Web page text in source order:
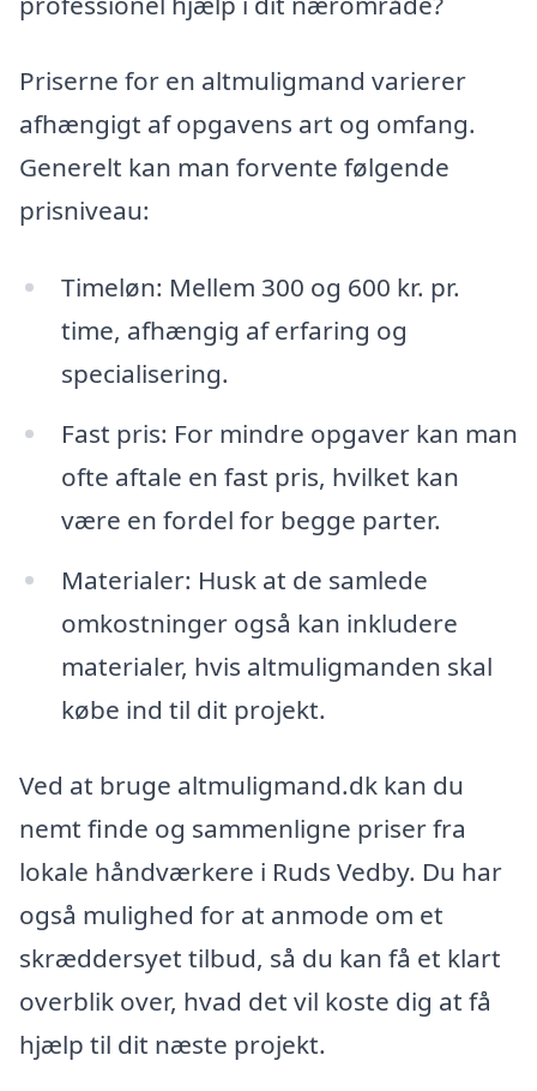
Priserne for en altmuligmand varierer
afhængigt af opgavens art og omfang.
Generelt kan man forvente følgende
prisniveau:
Timeløn: Mellem 300 og 600 kr. pr.
time, afhængig af erfaring og
specialisering.
Fast pris: For mindre opgaver kan man
ofte aftale en fast pris, hvilket kan
være en fordel for begge parter.
Materialer: Husk at de samlede
omkostninger også kan inkludere
materialer, hvis altmuligmanden skal
købe ind til dit projekt.
Ved at bruge altmuligmand.dk kan du
nemt finde og sammenligne priser fra
lokale håndværkere i Ruds Vedby. Du har
også mulighed for at anmode om et
skræddersyet tilbud, så du kan få et klart
overblik over, hvad det vil koste dig at få
hjælp til dit næste projekt.